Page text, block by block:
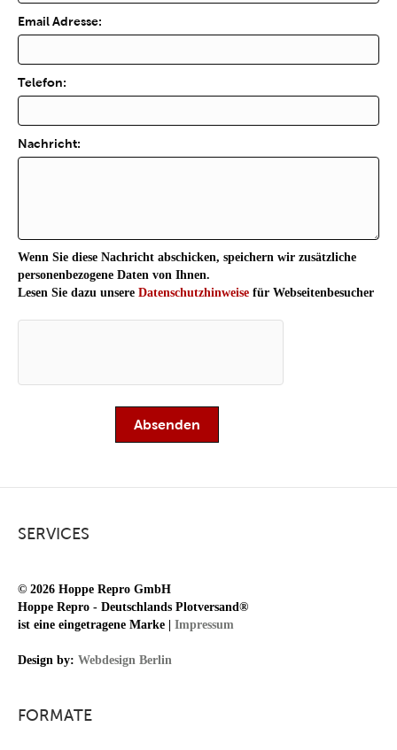
Email Adresse:
Telefon:
Nachricht:
Wenn Sie diese Nachricht abschicken, speichern wir zusätzliche
personenbezogene Daten von Ihnen.
Lesen Sie dazu unsere Datenschutzhinweise für Webseitenbesucher
SERVICES
© 2026 Hoppe Repro GmbH
Hoppe Repro - Deutschlands Plotversand®
ist eine eingetragene Marke | Impressum
Design by: Webdesign Berlin
FORMATE